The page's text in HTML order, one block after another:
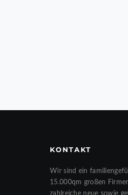
KONTAKT
Wir sind ein
15.000qm großen
zahlreiche neue sowie